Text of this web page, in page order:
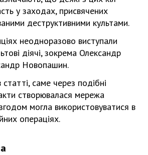
у заходах, присвячених
деструктивними культами.
неодноразово виступали
діячі, зокрема Олександр
Новопашин.
саме через подібні
створювалася мережа
могла використовуватися в
операціях.